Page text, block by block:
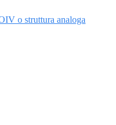
o struttura analoga